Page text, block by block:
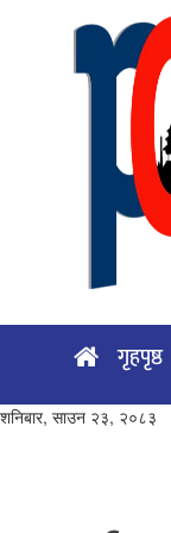
गृहपृष्ठ
प्रमुख
गृहपृष्ठ
शनिबार, साउन २३, २०८३